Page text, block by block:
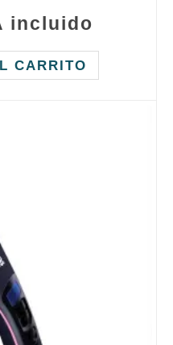
incluido
CARRITO